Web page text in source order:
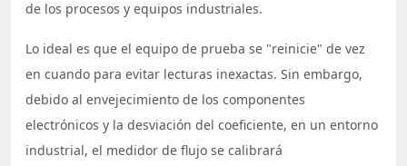
de los procesos y equipos industriales.
Lo ideal es que el equipo de prueba se "reinicie" de vez
en cuando para evitar lecturas inexactas. Sin embargo,
debido al envejecimiento de los componentes
electrónicos y la desviación del coeficiente, en un entorno
industrial, el medidor de flujo se calibrará